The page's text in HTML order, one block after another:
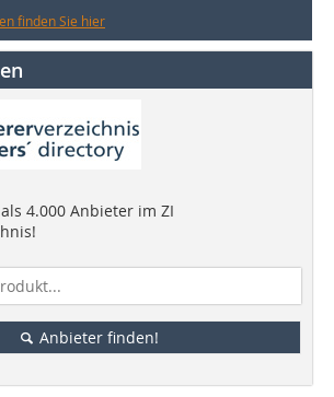
finden Sie hier
4.000 Anbieter im ZI
Anbieter finden!